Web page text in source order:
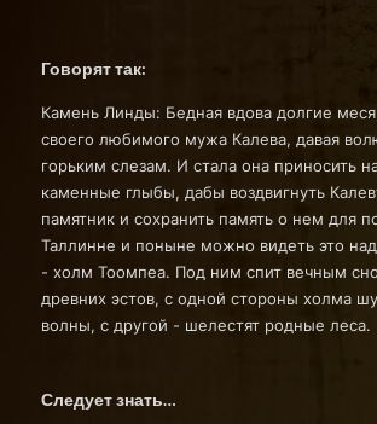
Говорят так:
Камень Линды: Бедная вдова долгие
своего любимого мужа Калева, давая
горьким слезам. И стала она приносить
каменные глыбы, дабы воздвигнуть
памятник и сохранить память о нем для
Таллинне и поныне можно видеть это
- холм Тоомпеа. Под ним спит вечным
древних эстов, с одной стороны холма
волны, с другой - шелестят родные леса.
Следует знать…